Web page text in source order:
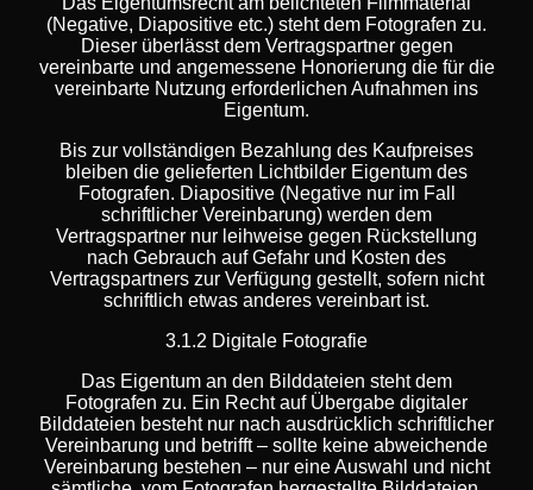
(Negative, Diapositive etc.) steht dem Fotografen zu.
Dieser überlässt dem Vertragspartner gegen
vereinbarte und angemessene Honorierung die für die
vereinbarte Nutzung erforderlichen Aufnahmen ins
Eigentum.
Bis zur vollständigen Bezahlung des Kaufpreises
bleiben die gelieferten Lichtbilder Eigentum des
Fotografen. Diapositive (Negative nur im Fall
schriftlicher Vereinbarung) werden dem
Vertragspartner nur leihweise gegen Rückstellung
nach Gebrauch auf Gefahr und Kosten des
Vertragspartners zur Verfügung gestellt, sofern nicht
schriftlich etwas anderes vereinbart ist.
3.1.2 Digitale Fotografie
Das Eigentum an den Bilddateien steht dem
Fotografen zu. Ein Recht auf Übergabe digitaler
Bilddateien besteht nur nach ausdrücklich schriftlicher
Vereinbarung und betrifft – sollte keine abweichende
Vereinbarung bestehen – nur eine Auswahl und nicht